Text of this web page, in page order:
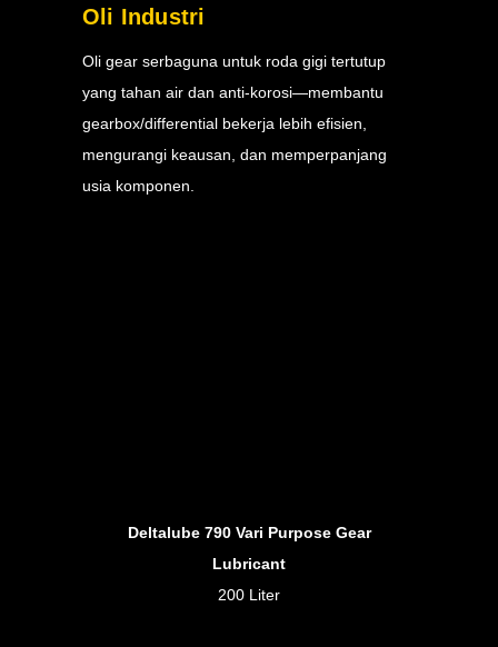
Oli Industri
Oli gear serbaguna untuk roda gigi tertutup
yang tahan air dan anti-korosi—membantu
gearbox/differential bekerja lebih efisien,
mengurangi keausan, dan memperpanjang
usia komponen.
Deltalube 790 Vari Purpose Gear
Lubricant
200 Liter